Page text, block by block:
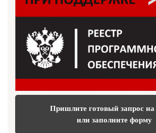
Пришлите готовый запрос на
или заполните форму